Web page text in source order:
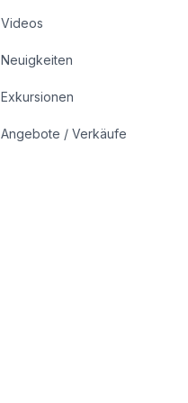
Videos
Neuigkeiten
Exkursionen
Angebote / Verkäufe